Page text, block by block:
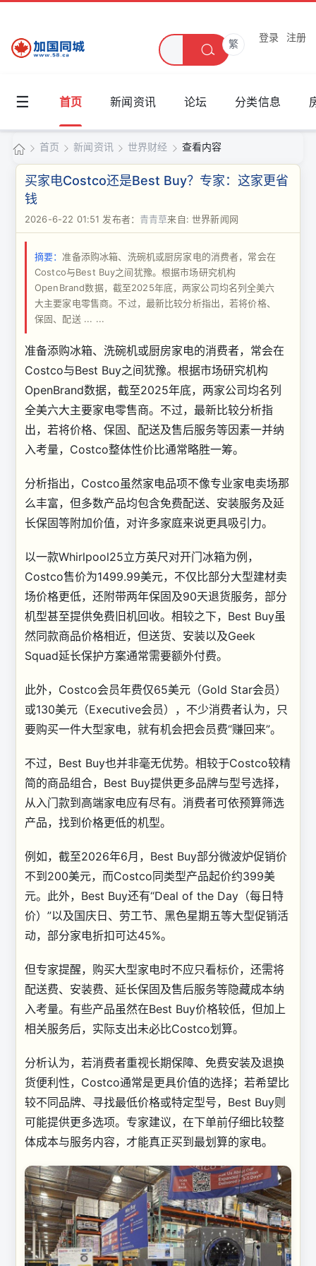
繁
登录 注册
☰ 首页 新闻资讯 论坛 分类信息
加
国
同
城
›
首页 新闻资讯 世界财经 查看内容
买家电Costco还是Best Buy？专家：这家更省
钱
2026-6-22 01:51 发布者： 青青草来自: 世界新闻网
摘要：准备添购冰箱、洗碗机或厨房家电的消费者，常会在
Costco与Best Buy之间犹豫。根据市场研究机构
OpenBrand数据，截至2025年底，两家公司均名列全美六
大主要家电零售商。不过，最新比较分析指出，若将价格、
保固、配送 ... ...
准备添购冰箱、洗碗机或厨房家电的消费者，常会在
Costco与Best Buy之间犹豫。根据市场研究机构
OpenBrand数据，截至2025年底，两家公司均名列
全美六大主要家电零售商。不过，最新比较分析指
出，若将价格、保固、配送及售后服务等因素一并纳
入考量，Costco整体性价比通常略胜一筹。
分析指出，Costco虽然家电品项不像专业家电卖场那
么丰富，但多数产品均包含免费配送、安装服务及延
长保固等附加价值，对许多家庭来说更具吸引力。
以一款Whirlpool25立方英尺对开门冰箱为例，
Costco售价为1499.99美元，不仅比部分大型建材卖
场价格更低，还附带两年保固及90天退货服务，部分
机型甚至提供免费旧机回收。相较之下，Best Buy虽
然同款商品价格相近，但送货、安装以及Geek
Squad延长保护方案通常需要额外付费。
此外，Costco会员年费仅65美元（Gold Star会员）
或130美元（Executive会员），不少消费者认为，只
要购买一件大型家电，就有机会把会员费“赚回来”。
不过，Best Buy也并非毫无优势。相较于Costco较精
简的商品组合，Best Buy提供更多品牌与型号选择，
从入门款到高端家电应有尽有。消费者可依预算筛选
产品，找到价格更低的机型。
例如，截至2026年6月，Best Buy部分微波炉促销价
不到200美元，而Costco同类型产品起价约399美
元。此外，Best Buy还有“Deal of the Day（每日特
价）”以及国庆日、劳工节、黑色星期五等大型促销活
动，部分家电折扣可达45%。
但专家提醒，购买大型家电时不应只看标价，还需将
配送费、安装费、延长保固及售后服务等隐藏成本纳
入考量。有些产品虽然在Best Buy价格较低，但加上
相关服务后，实际支出未必比Costco划算。
分析认为，若消费者重视长期保障、免费安装及退换
货便利性，Costco通常是更具价值的选择；若希望比
较不同品牌、寻找最低价格或特定型号，Best Buy则
可能提供更多选项。专家建议，在下单前仔细比较整
体成本与服务内容，才能真正买到最划算的家电。